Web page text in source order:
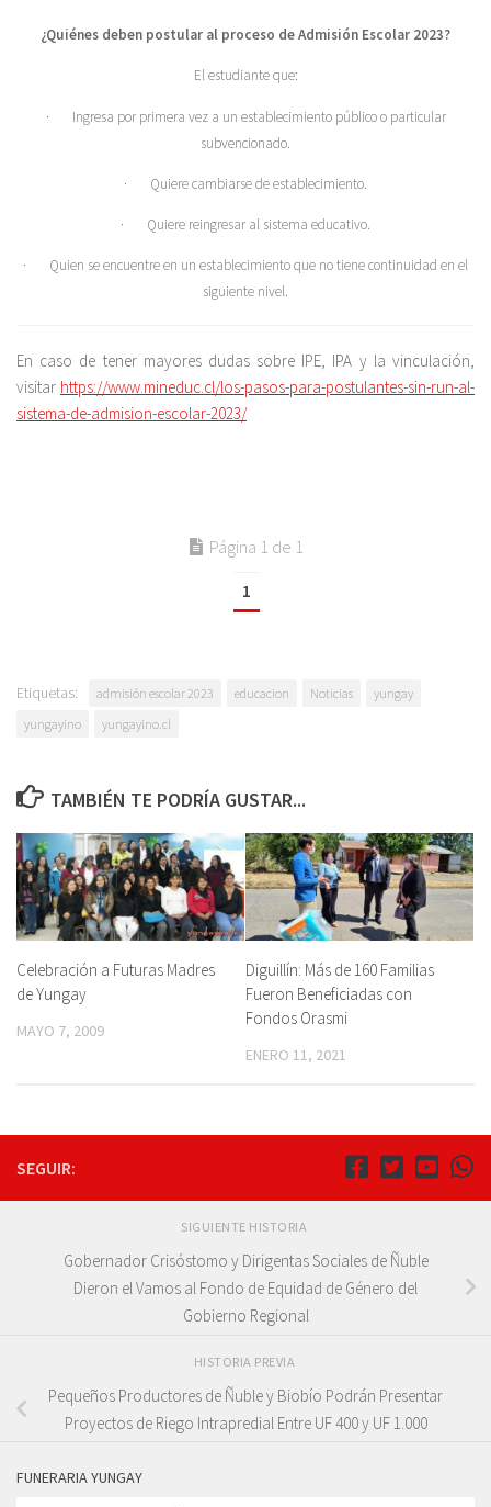
¿Quiénes deben postular al proceso de Admisión Escolar 2023?
El estudiante que:
· Ingresa por primera vez a un establecimiento público o particular
subvencionado.
· Quiere cambiarse de establecimiento.
· Quiere reingresar al sistema educativo.
· Quien se encuentre en un establecimiento que no tiene continuidad en el
siguiente nivel.
En caso de tener mayores dudas sobre IPE, IPA y la vinculación,
visitar https://www.mineduc.cl/los-pasos-para-postulantes-sin-run-al-
sistema-de-admision-escolar-2023/
Página 1 de 1
1
Etiquetas: admisión escolar 2023 educacion Noticias
yungay
yungayino
yungayino.cl
TAMBIÉN TE PODRÍA GUSTAR...
Celebración a Futuras Madres
de Yungay
MAYO 7, 2009
Diguillín: Más de 160 Familias
Fueron Beneficiadas con
Fondos Orasmi
ENERO 11, 2021
SEGUIR:
SIGUIENTE HISTORIA
Gobernador Crisóstomo y Dirigentas Sociales de Ñuble
Dieron el Vamos al Fondo de Equidad de Género del
Gobierno Regional
HISTORIA PREVIA
Pequeños Productores de Ñuble y Biobío Podrán Presentar
Proyectos de Riego Intrapredial Entre UF 400 y UF 1.000
FUNERARIA YUNGAY